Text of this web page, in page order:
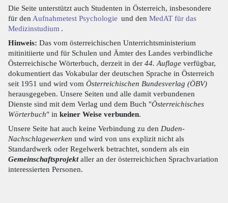
Die Seite unterstützt auch Studenten in Österreich, insbesondere
für den Aufnahmetest Psychologie und den MedAT für das
Medizinstudium .
Hinweis: Das vom österreichischen Unterrichtsministerium
mitinitiierte und für Schulen und Ämter des Landes verbindliche
Österreichische Wörterbuch, derzeit in der 44. Auflage verfügbar,
dokumentiert das Vokabular der deutschen Sprache in Österreich
seit 1951 und wird vom Österreichischen Bundesverlag (ÖBV)
herausgegeben. Unsere Seiten und alle damit verbundenen
Dienste sind mit dem Verlag und dem Buch "Österreichisches
Wörterbuch" in keiner Weise verbunden.
Unsere Seite hat auch keine Verbindung zu den Duden-
Nachschlagewerken und wird von uns explizit nicht als
Standardwerk oder Regelwerk betrachtet, sondern als ein
Gemeinschaftsprojektaller an der österreichichen Sprachvariation
interessierten Personen.